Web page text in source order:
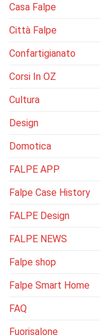
Casa Falpe
Città Falpe
Confartigianato
Corsi In OZ
Cultura
Design
Domotica
FALPE APP
Falpe Case History
FALPE Design
FALPE NEWS
Falpe shop
Falpe Smart Home
FAQ
Fuorisalone